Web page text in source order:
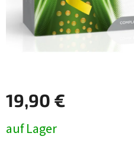
19,90 €
auf Lager